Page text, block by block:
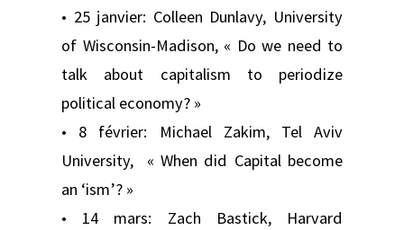
• 25 janvier: Colleen Dunlavy, University
of Wisconsin-Madison, « Do we need to
talk about capitalism to periodize
political economy? »
• 8 février: Michael Zakim, Tel Aviv
University, « When did Capital become
an ‘ism’? »
• 14 mars: Zach Bastick, Harvard